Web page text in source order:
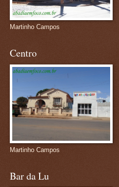
Martinho Campos
Centro
Martinho Campos
Bar da Lu